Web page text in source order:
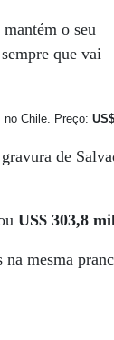
mantém o seu
que vai
no Chile. Preço:
de
US$ 303,8
mesma